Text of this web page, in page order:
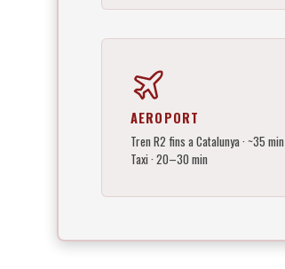
AEROPORT
Tren R2 fins a Catalunya · ~35 min
Taxi · 20–30 min